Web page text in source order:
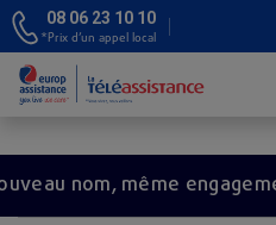
08 06 23 10 10
*Prix d’un appel local
nom, même engagement :